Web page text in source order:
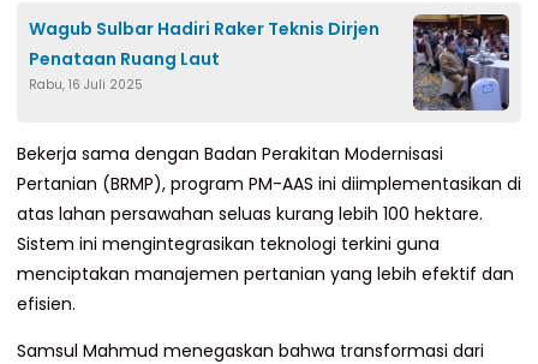
Wagub Sulbar Hadiri Raker Teknis Dirjen
Penataan Ruang Laut
Rabu, 16 Juli 2025
Bekerja sama dengan Badan Perakitan Modernisasi
Pertanian (BRMP), program PM-AAS ini diimplementasikan di
atas lahan persawahan seluas kurang lebih 100 hektare.
Sistem ini mengintegrasikan teknologi terkini guna
menciptakan manajemen pertanian yang lebih efektif dan
efisien.
Samsul Mahmud menegaskan bahwa transformasi dari